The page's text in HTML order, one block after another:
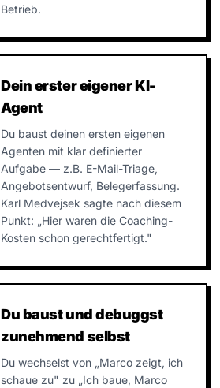
Betrieb.
Dein erster eigener KI-
Agent
Du baust deinen ersten eigenen
Agenten mit klar definierter
Aufgabe — z.B. E-Mail-Triage,
Angebotsentwurf, Belegerfassung.
Karl Medvejsek sagte nach diesem
Punkt: „Hier waren die Coaching-
Kosten schon gerechtfertigt."
Du baust und debuggst
zunehmend selbst
Du wechselst von „Marco zeigt, ich
schaue zu" zu „Ich baue, Marco